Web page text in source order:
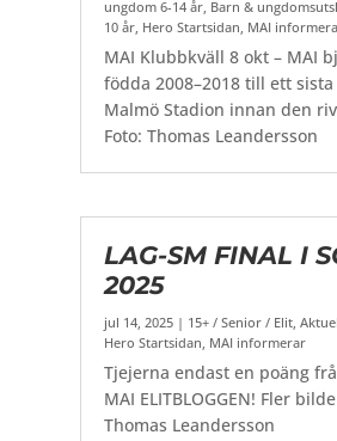
ungdom 6-14 år Barn &
10 år Hero Startsidan MAI
MAI Klubbkväll 8 okt – MAI
födda 2008–2018 till ett
Malmö Stadion innan den
Foto: Thomas Leandersson
LAG-SM FINAL I
2025
jul 14, 2025 | 15+ / Senior / Elit,
Hero Startsidan, MAI informerar
Tjejerna endast en poäng
MAI ELITBLOGGEN! Fler
Thomas Leandersson